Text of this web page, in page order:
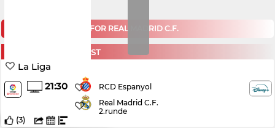
KOMMENDE KAMPE FOR REAL MADRID C.F.
SATURDAY, 22. AUGUST
La Liga
21:30
RCD Espanyol
Real Madrid C.F.
2.runde
(3)